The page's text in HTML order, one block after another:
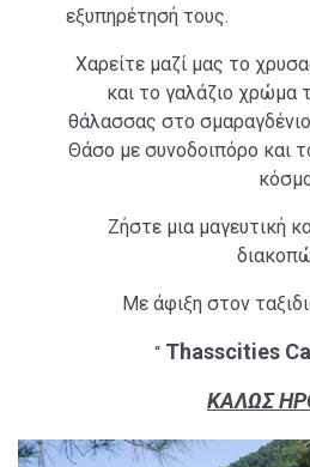
εξυπηρέτησή τους.
Χαρείτε μαζί μας το
και το γαλάζιο χρώμα
θάλασσας στο
Θάσο με συνοδοιπόρο και
Ζήστε μια μαγευτική
Με άφιξη στον
“ Thasscities
ΚΑΛΩΣ